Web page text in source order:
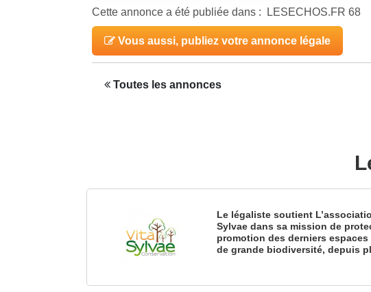
Cette annonce a été publiée dans : LESECHOS.FR 68
Vous aussi, publiez votre annonce légale
Toutes les annonces
Le légaliste soutient
Sylvae dans sa mission de
promotion des derniers espaces
de grande biodiversité, depuis